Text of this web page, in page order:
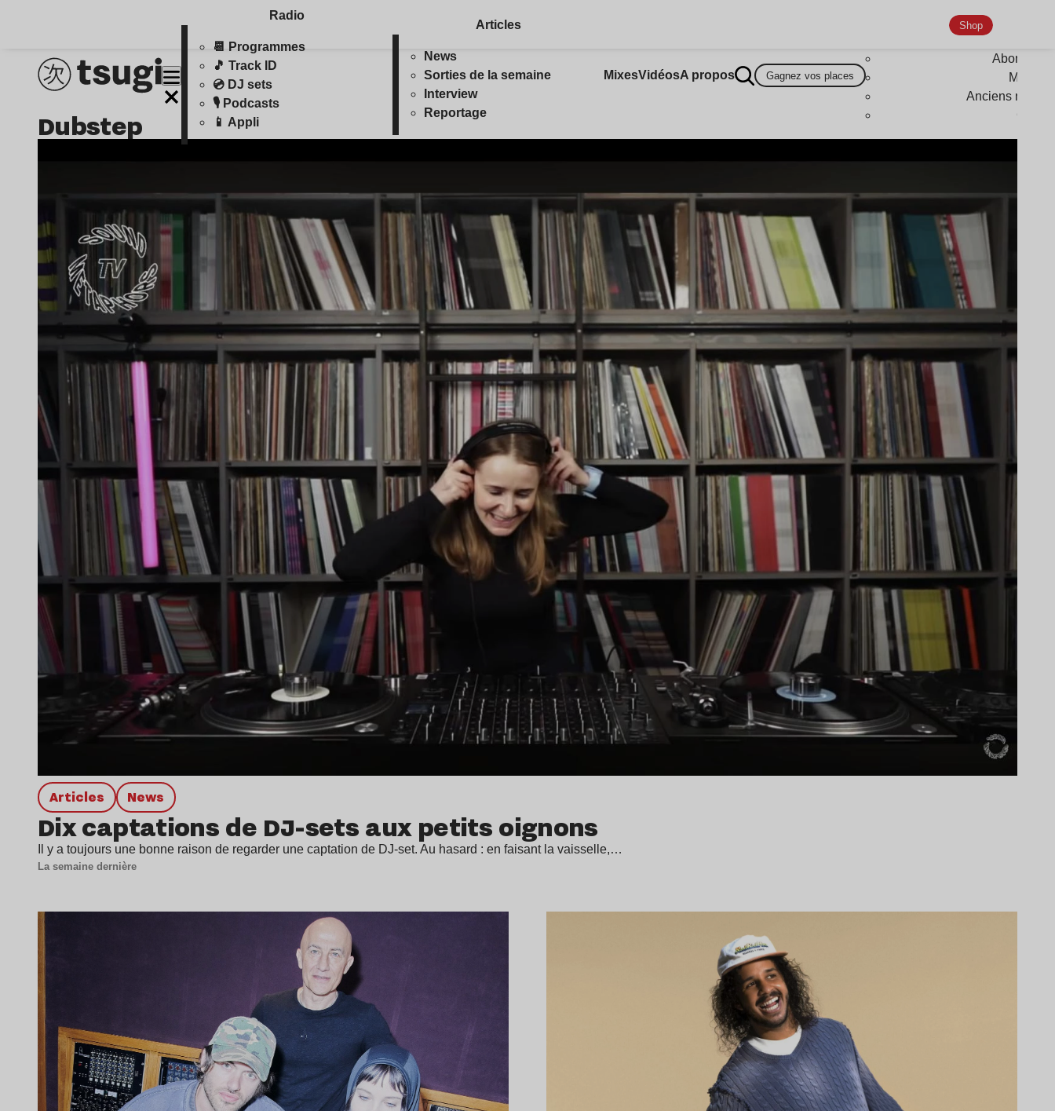
Radio
📆 Programmes
🎵 Track ID
💿 DJ sets
🎙️ Podcasts
📱 Appli
Articles
News
Sorties de la semaine
Interview
Reportage
MixesVidéosA propos Gagnez vos places
Shop
Anciens
dubstep
Articles news
Dix captations de DJ-sets aux petits oignons
Il y a toujours une bonne raison de regarder une captation de DJ-set. Au hasard : en faisant la vaisselle,…
La semaine dernière